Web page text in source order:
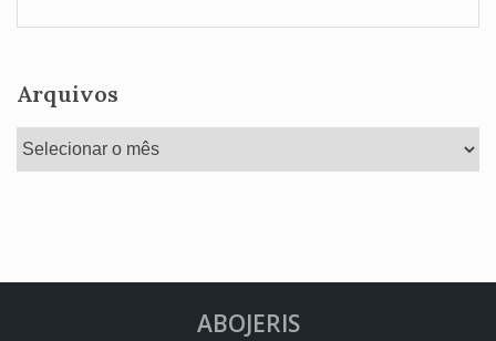
Arquivos
Arquivos
ABOJERIS